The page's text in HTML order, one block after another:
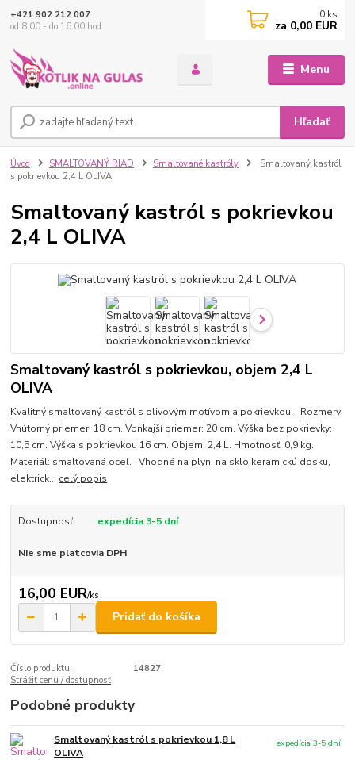
Menu
Hľadať
+421 902 212 007
od 8:00 - do 16:00 hod
0 ks
za 0,00 EUR
Úvod SMALTOVANÝ RIAD Smaltované kastróly
Smaltovaný kastról
s pokrievkou 2,4 L OLIVA
Smaltovaný kastról s pokrievkou
2,4 L OLIVA
Smaltovaný kastról s pokrievkou, objem 2,4 L
OLIVA
Kvalitný smaltovaný kastról s olivovým motívom a pokrievkou. Rozmery:
Vnútorný priemer: 18 cm. Vonkajší priemer: 20 cm. Výška bez pokrievky:
10,5 cm. Výška s pokrievkou 16 cm. Objem: 2,4 L. Hmotnosť: 0,9 kg.
Materiál: smaltovaná oceľ. Vhodné na plyn, na sklo keramickú dosku,
elektrick... celý popis
Dostupnosť expedícia 3-5 dní
Nie sme platcovia DPH
16,00 EUR/ks
Pridať do košíka
Číslo produktu:
14827
Strážiť cenu / dostupnosť
Podobné produkty
Smaltovaný kastról s pokrievkou 1,8 L
OLIVA
expedícia 3-5 dní